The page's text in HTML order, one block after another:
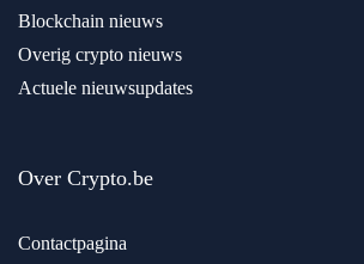
Blockchain nieuws
Overig crypto nieuws
Actuele nieuwsupdates
Over Crypto.be
Contactpagina